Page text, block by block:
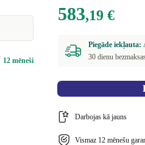
12 mēneši
583,19 €
Piegāde iekļauta:
30 dienu
Darbojas kā jauns
Vismaz 12 mēnešu